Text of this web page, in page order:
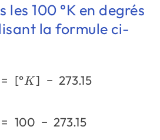
les 100 °K en degrés
la formule ci-
\text{Degrés
= [°K ] − 273.15
\text{Degrés
= 100 − 273.15